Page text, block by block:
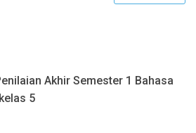
Akhir Semester 1 Bahasa
5